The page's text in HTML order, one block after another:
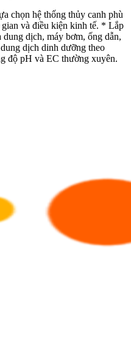
chọn hệ thống thủy canh phù
và điều kiện kinh tế. * Lắp
dịch, máy bơm, ống dẫn,
dịch dinh dưỡng theo
độ pH và EC thường xuyên.